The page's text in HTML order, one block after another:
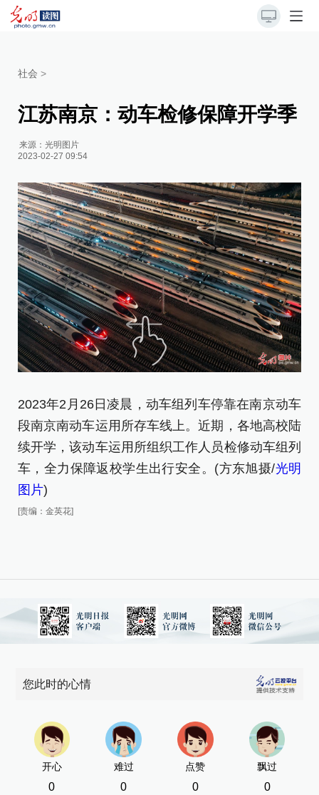
社会 >
江苏南京：动车检修保障开学季
来源：光明图片
2023-02-27 09:54
2023年2月26日凌晨，动车组列车停靠在南京动车
段南京南动车运用所存车线上。近期，各地高校陆
续开学，该动车运用所组织工作人员检修动车组列
车，全力保障返校学生出行安全。(方东旭摄/光明
图片)
[责编：金英花]
您此时的心情
开心
0
难过
0
点赞
0
飘过
0